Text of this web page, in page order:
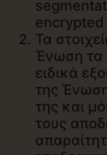
Τα
Ένωση τα
ειδικά
της
της και
τους